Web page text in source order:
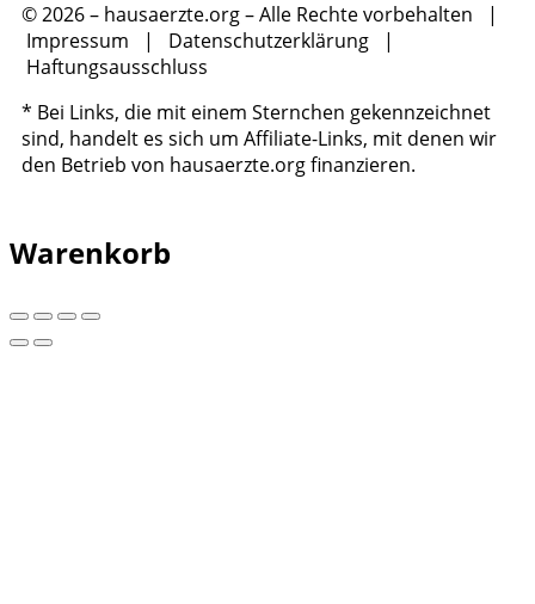
© 2026 – hausaerzte.org – Alle Rechte vorbehalten |
Impressum | Datenschutzerklärung |
Haftungsausschluss
* Bei Links, die mit einem Sternchen gekennzeichnet
sind, handelt es sich um Affiliate-Links, mit denen wir
den Betrieb von hausaerzte.org finanzieren.
Warenkorb